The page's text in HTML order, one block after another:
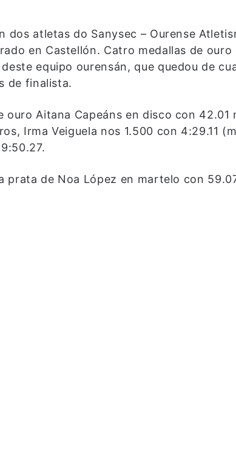
dos atletas do Sanysec – Ourense
en Castellón. Catro medallas de
equipo ourensán, que quedou de
de finalista.
ouro Aitana Capeáns en disco con 42.01
Irma Veiguela nos 1.500 con 4:29.11
prata de Noa López en martelo con